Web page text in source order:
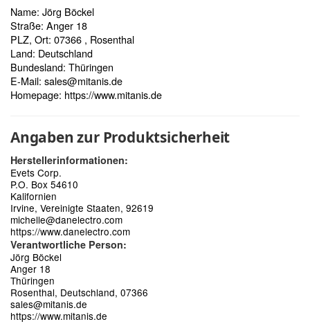
Name: Jörg Böckel
Straße: Anger 18
PLZ, Ort: 07366 , Rosenthal
Land: Deutschland
Bundesland: Thüringen
E-Mail: sales@mitanis.de
Homepage: https://www.mitanis.de
Angaben zur Produktsicherheit
Herstellerinformationen:
Evets Corp.
P.O. Box 54610
Kalifornien
Irvine, Vereinigte Staaten, 92619
michelle@danelectro.com
https://www.danelectro.com
Verantwortliche Person:
Jörg Böckel
Anger 18
Thüringen
Rosenthal, Deutschland, 07366
sales@mitanis.de
https://www.mitanis.de